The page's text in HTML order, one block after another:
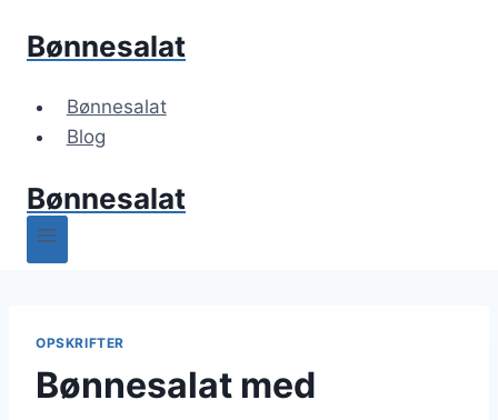
Bønnesalat
Bønnesalat
Blog
Bønnesalat
OPSKRIFTER
Bønnesalat med